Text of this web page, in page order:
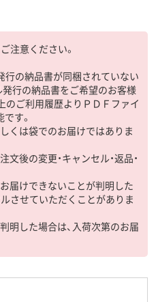
注意ください。
行の納品書が同梱されていない
行の納品書をご希望のお客様
のご利用履歴よりＰＤＦファイ
す。
くは袋でのお届けではありま
文後の変更・キャンセル・返品・
届けできないことが判明した
させていただくことがありま
明した場合は、入荷次第のお届